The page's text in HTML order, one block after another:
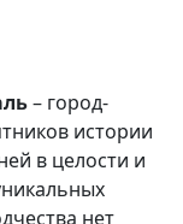
– город-
истории
в целости и
нет